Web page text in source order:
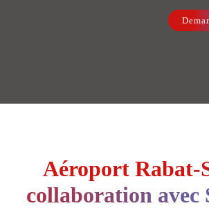
Aéroport Rabat-
collaboration avec